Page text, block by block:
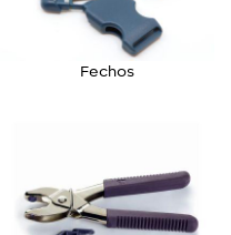
Fechos